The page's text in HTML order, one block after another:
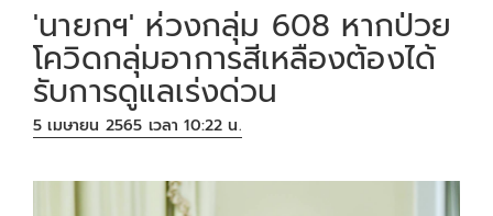
'นายกฯ' ห่วงกลุ่ม 608 หากป่วย
โควิดกลุ่มอาการสีเหลืองต้องได้
รับการดูแลเร่งด่วน
5 เมษายน 2565 เวลา 10:22 น.